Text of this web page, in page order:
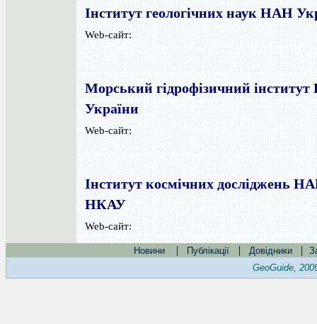
Інститут геологічних наук НАН
Web-сайт:
Морський гідрофізичний
України
Web-сайт:
Інститут космічних досліджень
НКАУ
Web-сайт:
Новини | Публікації | Довідники |
GeoGuide,